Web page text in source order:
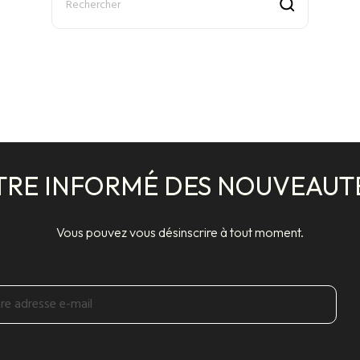
INFORMÉ DES
Vous pouvez vous désinscrire à tout moment.